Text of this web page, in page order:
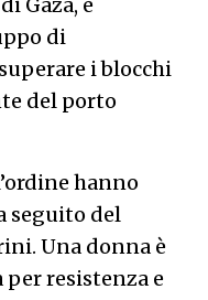
di
i blocchi
del porto
hanno
seguito del
Una donna è
resistenza e